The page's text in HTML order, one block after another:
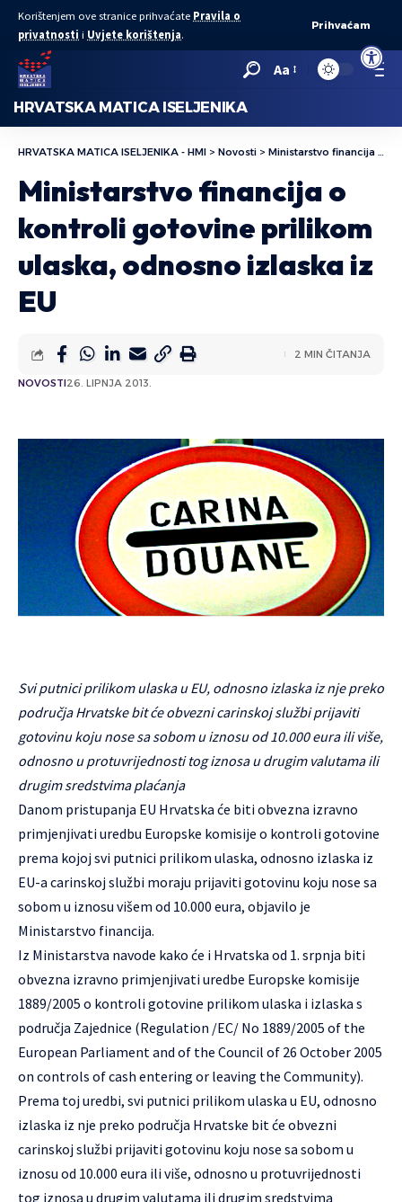
Open
Korištenjem ove stranice prihvaćate Pravila o
privatnosti i Uvjete korištenja.
Prihvaćam
Aa
HRVATSKA MATICA ISELJENIKA
HRVATSKA MATICA ISELJENIKA - HMI > Novosti > Ministarstvo financija o kontroli gotovine prilikom ulaska, odnosno izlaska iz EU
Ministarstvo financija o
kontroli gotovine prilikom
ulaska, odnosno izlaska iz
EU
NOVOSTI26. LIPNJA 2013.
2 MIN ČITANJA
Svi putnici prilikom ulaska u EU, odnosno izlaska iz nje preko
područja Hrvatske bit će obvezni carinskoj službi prijaviti
gotovinu koju nose sa sobom u iznosu od 10.000 eura ili više,
odnosno u protuvrijednosti tog iznosa u drugim valutama ili
drugim sredstvima plaćanja
Danom pristupanja EU Hrvatska će biti obvezna izravno
primjenjivati uredbu Europske komisije o kontroli gotovine
prema kojoj svi putnici prilikom ulaska, odnosno izlaska iz
EU-a carinskoj službi moraju prijaviti gotovinu koju nose sa
sobom u iznosu višem od 10.000 eura, objavilo je
Ministarstvo financija.
Iz Ministarstva navode kako će i Hrvatska od 1. srpnja biti
obvezna izravno primjenjivati uredbe Europske komisije
1889/2005 o kontroli gotovine prilikom ulaska i izlaska s
područja Zajednice (Regulation /EC/ No 1889/2005 of the
European Parliament and of the Council of 26 October 2005
on controls of cash entering or leaving the Community).
Prema toj uredbi, svi putnici prilikom ulaska u EU, odnosno
izlaska iz nje preko područja Hrvatske bit će obvezni
carinskoj službi prijaviti gotovinu koju nose sa sobom u
iznosu od 10.000 eura ili više, odnosno u protuvrijednosti
tog iznosa u drugim valutama ili drugim sredstvima